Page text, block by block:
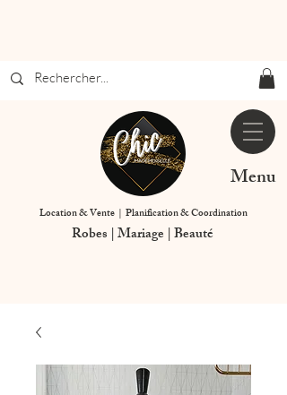
Menu
Location & Vente | Planification & Coordination
Robes | Mariage | Beauté